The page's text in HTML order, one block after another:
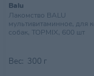
Balu
Лакомство BALU
мультивитаминное, для
собак, TOPMIX, 600 шт
Вес: 300 г